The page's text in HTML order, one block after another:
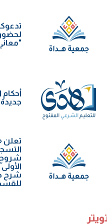
أحكام
تعلن
شروح
شرح